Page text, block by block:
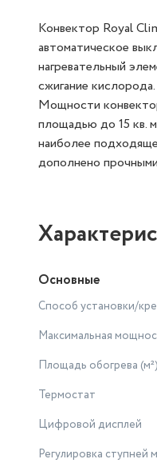
Конвектор Royal
автоматическое
нагревательный
сжигание кислорода.
Мощности
площадью до 15 кв.
наиболее
дополнено
Основные
Способ установки/
Максимальная
Площадь обогрева (м²)
Термостат
Цифровой дисплей
Регулировка ступней